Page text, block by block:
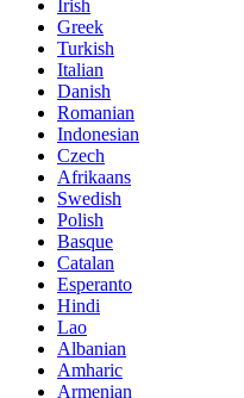
Irish
Greek
Turkish
Italian
Danish
Romanian
Indonesian
Czech
Afrikaans
Swedish
Polish
Basque
Catalan
Esperanto
Hindi
Lao
Albanian
Amharic
Armenian